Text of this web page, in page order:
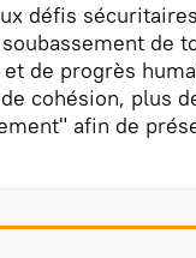
défis
de
de progrès
cohésion, plus
afin de